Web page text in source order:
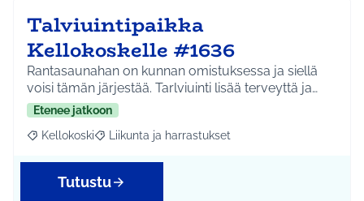
Talviuintipaikka
Kellokoskelle #1636
Rantasaunahan on kunnan omistuksessa ja siellä
voisi tämän järjestää. Tarlviuinti lisää terveyttä ja…
Etenee jatkoon
Rajaa tulokset aihepiirin mukaan: Kellokoski
Kellokoski Rajaa tulokset teeman mukaan: Liikunta ja
Liikunta ja harrastukset
Tutustu